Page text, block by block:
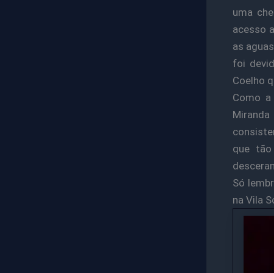
uma
acesso
as
foi
Coelho
Como
que
Só
na Vila